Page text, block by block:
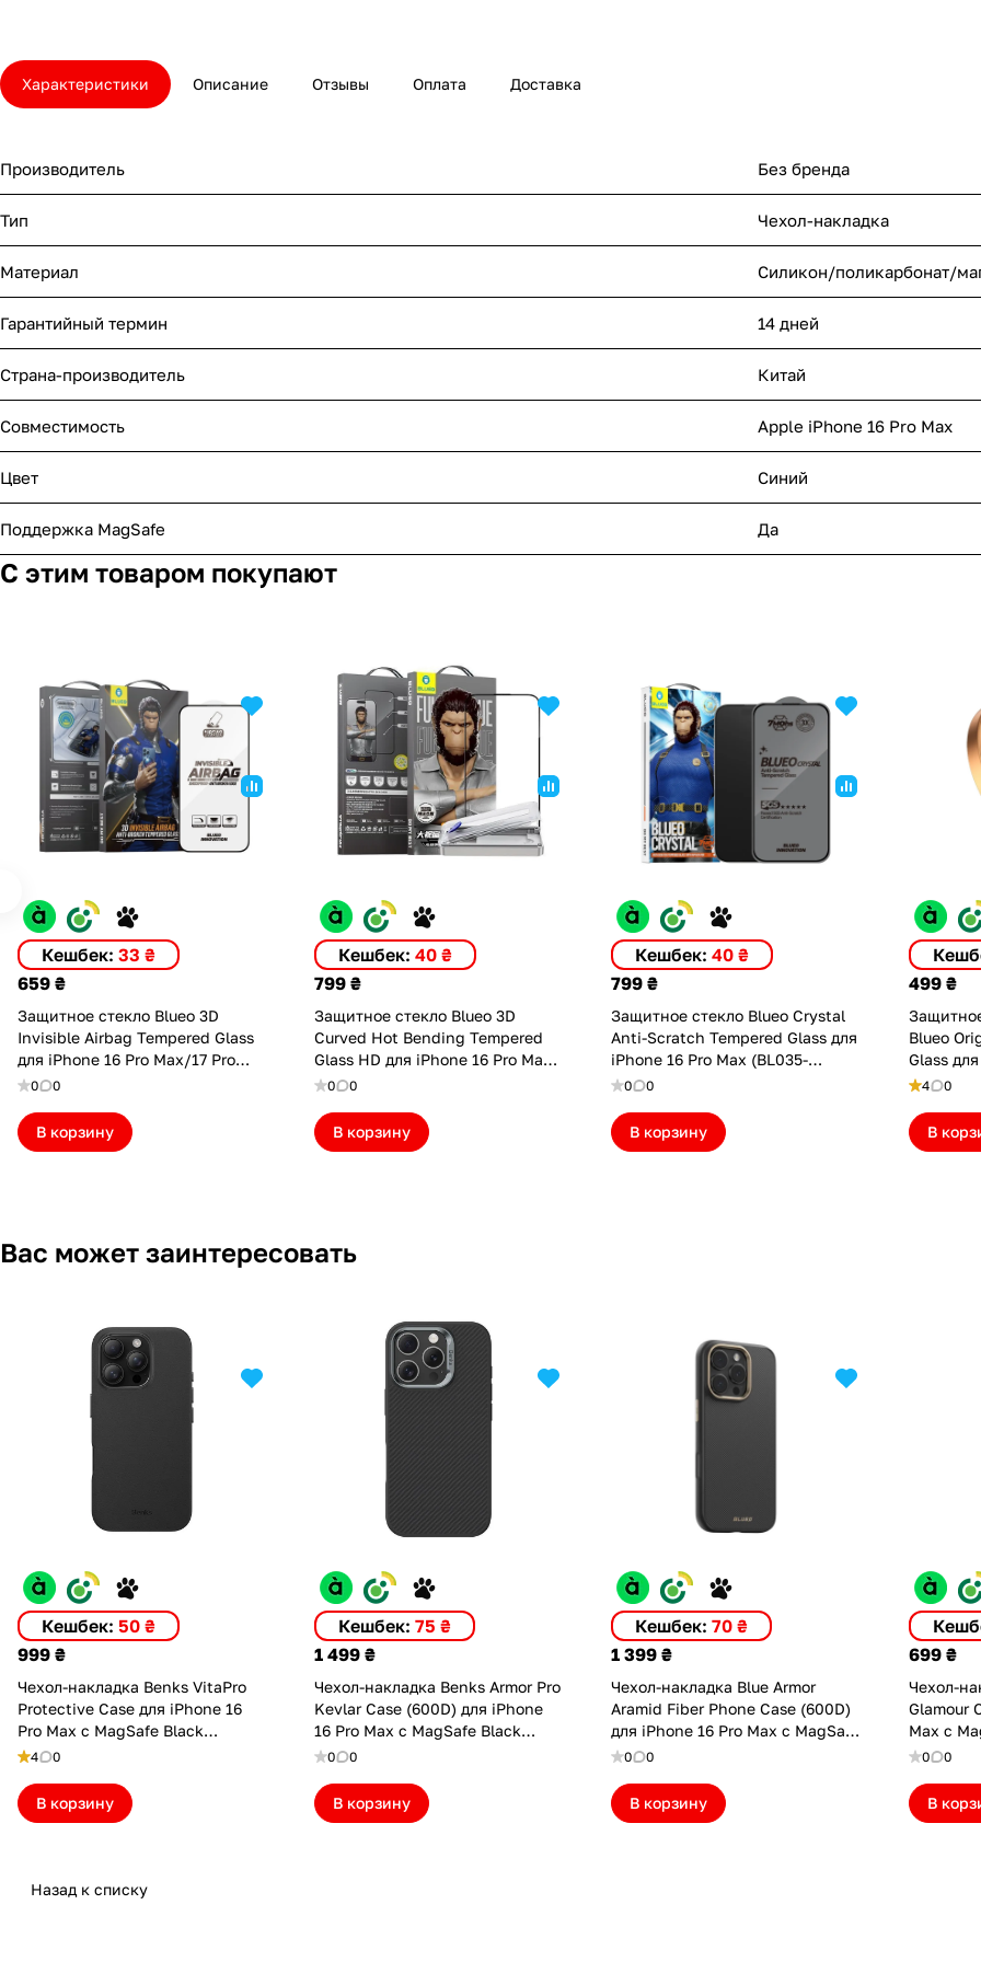
Характеристики Описание Отзывы Оплата Доставка
Производитель Без бренда
Тип Чехол-накладка
Материал Силикон/поликарбонат/
Гарантийный термин 14 дней
Страна-производитель Китай
Совместимость Apple iPhone 16 Pro Max
Цвет Синий
Поддержка MagSafe Да
С этим товаром покупают
Кешбек: 33 ₴
659 ₴
Защитное стекло Blueo 3D
Invisible Airbag Tempered Glass
для iPhone 16 Pro Max/17 Pro
Max (NPB35-I17PM)
0 0
В корзину
Кешбек:40 ₴
799 ₴
Защитное стекло Blueo 3D
Curved Hot Bending Tempered
Glass HD для iPhone 16 Pro Max
(with Applicator) (BL041-16P6.9)
0 0
В корзину
Кешбек:40 ₴
799 ₴
Защитное стекло Blueo Crystal
Anti-Scratch Tempered Glass для
iPhone 16 Pro Max (BL035-
16P6.9)
0 0
В корзину
499 ₴
Blueo
Glass
Max/16
4 0
В
Вас может заинтересовать
Кешбек: 50 ₴
999 ₴
Чехол-накладка Benks VitaPro
Protective Case для iPhone 16
Pro Max с MagSafe Black
(6948005909536)
4 0
В корзину
Кешбек:75 ₴
1 499 ₴
Чехол-накладка Benks Armor Pro
Kevlar Case (600D) для iPhone
16 Pro Max с MagSafe Black
(6948005905002)
0 0
В корзину
Кешбек:70 ₴
1 399 ₴
Чехол-накладка Blue Armor
Aramid Fiber Phone Case (600D)
для iPhone 16 Pro Max с MagSafe
Black (BL060I-16PMBLK)
0 0
В корзину
699 ₴
Чехол-
Glamour
Max с
0 0
В
Назад к списку